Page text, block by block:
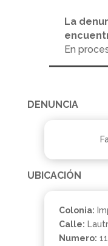
La
En
DENUNCIA
UBICACIÓN
Colonia:
Calle:
Numero: